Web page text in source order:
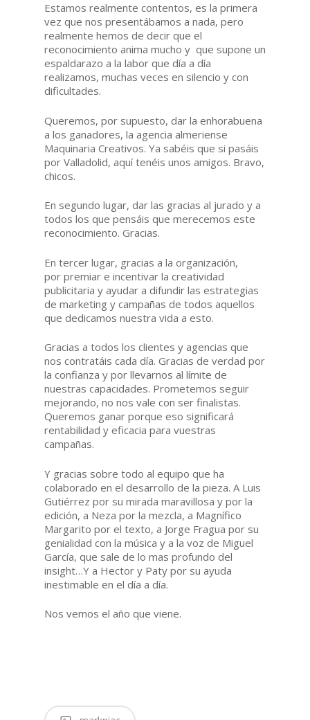
Estamos realmente contentos, es la primera
vez que nos presentábamos a nada, pero
realmente hemos de decir que el
reconocimiento anima mucho y que supone un
espaldarazo a la labor que día a día
realizamos, muchas veces en silencio y con
dificultades.
Queremos, por supuesto, dar la enhorabuena
a los ganadores, la agencia almeriense
Maquinaria Creativos. Ya sabéis que si pasáis
por Valladolid, aquí tenéis unos amigos. Bravo,
chicos.
En segundo lugar, dar las gracias al jurado y a
todos los que pensáis que merecemos este
reconocimiento. Gracias.
En tercer lugar, gracias a la organización,
por premiar e incentivar la creatividad
publicitaria y ayudar a difundir las estrategias
de marketing y campañas de todos aquellos
que dedicamos nuestra vida a esto.
Gracias a todos los clientes y agencias que
nos contratáis cada día. Gracias de verdad por
la confianza y por llevarnos al límite de
nuestras capacidades. Prometemos seguir
mejorando, no nos vale con ser finalistas.
Queremos ganar porque eso significará
rentabilidad y eficacia para vuestras
campañas.
Y gracias sobre todo al equipo que ha
colaborado en el desarrollo de la pieza. A Luis
Gutiérrez por su mirada maravillosa y por la
edición, a Neza por la mezcla, a Magnífico
Margarito por el texto, a Jorge Fragua por su
genialidad con la música y a la voz de Miguel
García, que sale de lo mas profundo del
insight…Y a Hector y Paty por su ayuda
inestimable en el día a día.
Nos vemos el año que viene.